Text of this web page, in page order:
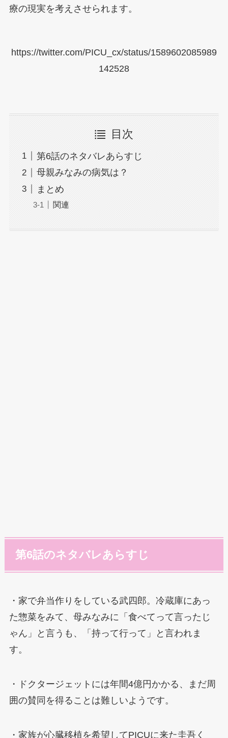
療の現実を考えさせられます。
https://twitter.com/PICU_cx/status/1589602085989
142528
目次
第6話のネタバレあらすじ
母親みなみの病気は？
まとめ
関連
第6話のネタバレあらすじ
・家で弁当作りをしている武四郎。冷蔵庫にあっ
た惣菜をみて、母みなみに「食べてって言ったじ
ゃん」と言うも、「持って行って」と言われま
す。
・ドクタージェットには年間4億円かかる、まだ周
囲の賛同を得ることは難しいようです。
・家族が心臓移植を希望してPICUに来た圭吾く